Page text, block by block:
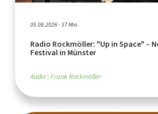
05.08.2026 - 57 Min.
Radio Rockmöller: "Up in Space" –
Festival in Münster
Audio Frank Rockmöller